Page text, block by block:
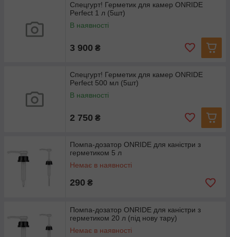
Спецгурт! Герметик для камер ONRIDE
Perfect 1 л (5шт)
В наявності
3 900 ₴
Спецгурт! Герметик для камер ONRIDE
Perfect 500 мл (5шт)
В наявності
2 750 ₴
Помпа-дозатор ONRIDE для каністри з
герметиком 5 л
Немає в наявності
290 ₴
Помпа-дозатор ONRIDE для каністри з
герметиком 20 л (під нову тару)
Немає в наявності